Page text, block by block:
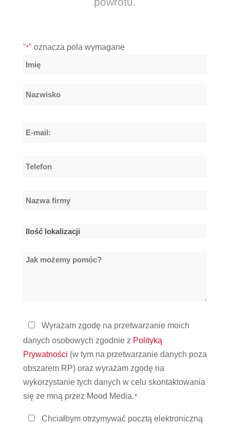
"*" oznacza pola wymagane
Nazwa
E-
Telefon
Nazwa
Ilość
*Jak
Polityka
prywatności
*
Wyrażam zgodę na przetwarzanie moich
danych osobowych zgodnie z Polityką
Prywatności (w tym na przetwarzanie danych poza
obszarem RP) oraz wyrażam zgodę na
wykorzystanie tych danych w celu skontaktowania
się ze mną przez Mood Media.*
BądźChciałbym otrzymywać pocztą elektroniczną